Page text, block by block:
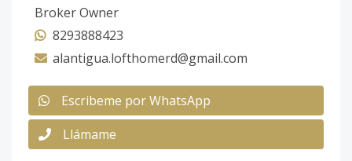
Broker Owner
8293888423
alantigua.lofthomerd@gmail.com
Escribeme por WhatsApp
Llámame